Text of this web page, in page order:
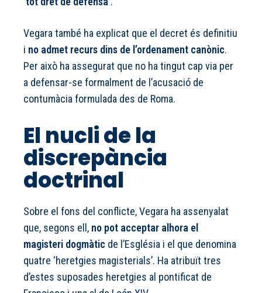
Vegara també ha explicat que el decret és definitiu
i no admet recurs dins de l’ordenament canònic.
Per això ha assegurat que no ha tingut cap via per
a defensar-se formalment de l’acusació de
contumàcia formulada des de Roma.
El nucli de la
discrepància
doctrinal
Sobre el fons del conflicte, Vegara ha assenyalat
que, segons ell, no pot acceptar alhora el
magisteri dogmàtic de l’Església i el que denomina
quatre ‘heretgies magisterials’. Ha atribuït tres
d’estes suposades heretgies al pontificat de